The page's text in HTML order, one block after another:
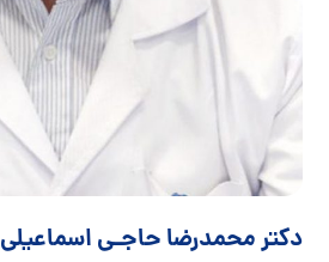
دکتر محمدرضا حاجـی اسماعیلی